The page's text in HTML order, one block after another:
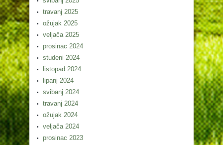
travanj 2025
ožujak 2025
veljača 2025
prosinac 2024
studeni 2024
listopad 2024
lipanj 2024
svibanj 2024
travanj 2024
ožujak 2024
veljača 2024
prosinac 2023